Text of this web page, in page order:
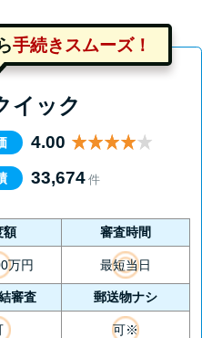
手続きスムーズ！
イック
4.00
33,674 件
額 審査時間
万円 最短当日
審査 郵送物ナシ
可※